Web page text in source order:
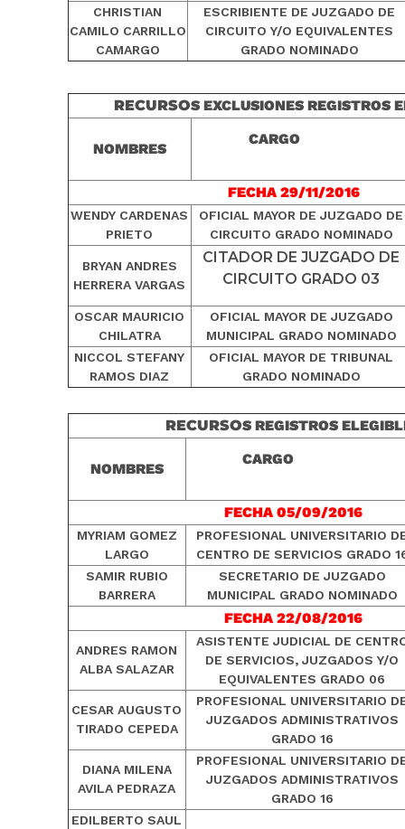
CHRISTIAN
CAMILO CARRILLO
CAMARGO
ESCRIBIENTE DE JUZGADO DE
CIRCUITO Y/O EQUIVALENTES
GRADO NOMINADO
RECURSOS EXCLUSIONES REGISTROS
NOMBRES
CARGO
FECHA 29/11/2016
WENDY CARDENAS
PRIETO
OFICIAL MAYOR DE JUZGADO DE
CIRCUITO GRADO NOMINADO
BRYAN ANDRES
HERRERA VARGAS
CITADOR DE JUZGADO DE
CIRCUITO GRADO 03
OSCAR MAURICIO
CHILATRA
OFICIAL MAYOR DE JUZGADO
MUNICIPAL GRADO NOMINADO
NICCOL STEFANY
RAMOS DIAZ
OFICIAL MAYOR DE TRIBUNAL
GRADO NOMINADO
RECURSOS REGISTROS
NOMBRES
CARGO
FECHA 05/09/2016
MYRIAM GOMEZ
LARGO
PROFESIONAL UNIVERSITARIO
CENTRO DE SERVICIOS GRADO
SAMIR RUBIO
BARRERA
SECRETARIO DE JUZGADO
MUNICIPAL GRADO NOMINADO
FECHA 22/08/2016
ANDRES RAMON
ALBA SALAZAR
ASISTENTE JUDICIAL DE
DE SERVICIOS, JUZGADOS Y/O
EQUIVALENTES GRADO 06
CESAR AUGUSTO
TIRADO CEPEDA
PROFESIONAL UNIVERSITARIO
JUZGADOS ADMINISTRATIVOS
GRADO 16
DIANA MILENA
AVILA PEDRAZA
PROFESIONAL UNIVERSITARIO
JUZGADOS ADMINISTRATIVOS
GRADO 16
EDILBERTO SAUL